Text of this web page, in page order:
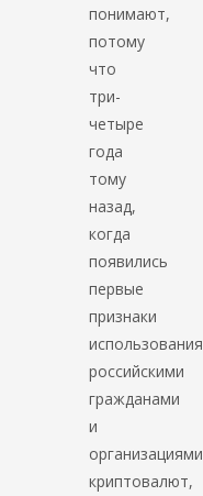
понимают,
потому
что
три-
четыре
года
тому
назад,
когда
появились
первые
признаки
использования
российскими
гражданами
и
организациями
криптовалют,